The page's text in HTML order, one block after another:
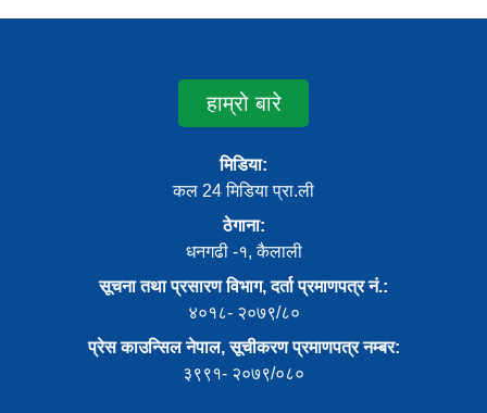
हाम्रो बारे
मिडिया:
कल 24 मिडिया प्रा.ली
ठेगाना:
धनगढी -१, कैलाली
सूचना तथा प्रसारण विभाग, दर्ता प्रमाणपत्र नं.:
४०१८- २०७९/८०
प्रेस काउन्सिल नेपाल, सूचीकरण प्रमाणपत्र नम्बर:
३९९१- २०७९/०८०